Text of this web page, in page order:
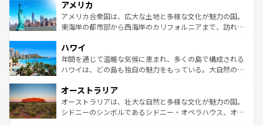
ンツ一覧を参照してほしい。
の建物がそのまま残る町や、スイスならではのユニークな
博物館もあり、アルプス観光だけでなく町歩きも満喫する
ことができる。国民の所得が高いため物価も高いが、旅行
ば市内交通費無料で観光を楽しむこともできる。 なお、新
着のスイス情報はコンテンツ一覧 を参照してほしい。
アメリカ
アメリカ合衆国は、広大な土地と多様な文化が魅力の国。
東海岸の都市部から西海岸のカリフォルニアまで、訪れる
のような巨大都市は、観光、ショッピング、エンターテイ
ンメントが詰まった刺激的なスポットだ。一方、アメリカ
西部には大自然が広がり、グランドキャニオンやイエロー
部のニューオーリンズでは、音楽と美食が融合した独特の
文化が魅力。旅行者はアメリカの各地域で異なる魅力を楽
しみながら、その多様性と豊かな歴史を感じることができ
ハワイ
年間を通じて温暖な気候に恵まれ、多くの島で構成される
ハワイは、どの島も独自の魅力をもっている。大自然の神
ワイ島は見逃せない。また、定番の観光地といえばオアフ
島だが、静かな自然を求めるならマウイ島やカウアイ島が
おすすめ。エメラルドグリーンに輝く海をはじめ、豊かな
オーストラリア
オーストラリアは、壮大な自然と多様な文化が魅力の国。
シドニーのシンボルであるシドニー・オペラハウス、オー